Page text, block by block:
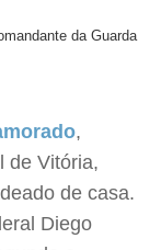
da Guarda
,
de Vitória,
de casa.
Diego